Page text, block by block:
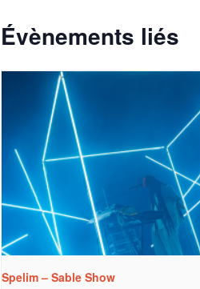
Évènements liés
Spelim – Sable Show